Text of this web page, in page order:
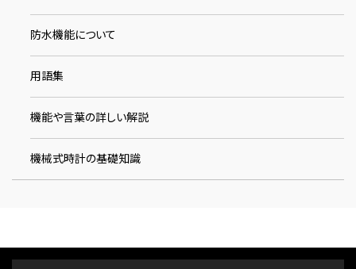
防水機能について
用語集
機能や言葉の詳しい解説
機械式時計の基礎知識